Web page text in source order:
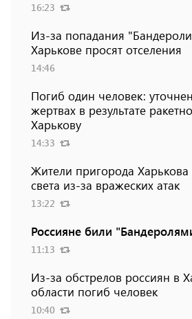
16:23
Из-за попадания
Харькове просят отселения
14:46
Погиб один человек:
жертвах в результате
Харькову
14:33
Жители пригорода Харькова
света из-за вражеских атак
13:22
Россияне били
11:13
Из-за обстрелов россиян в
области погиб человек
10:40